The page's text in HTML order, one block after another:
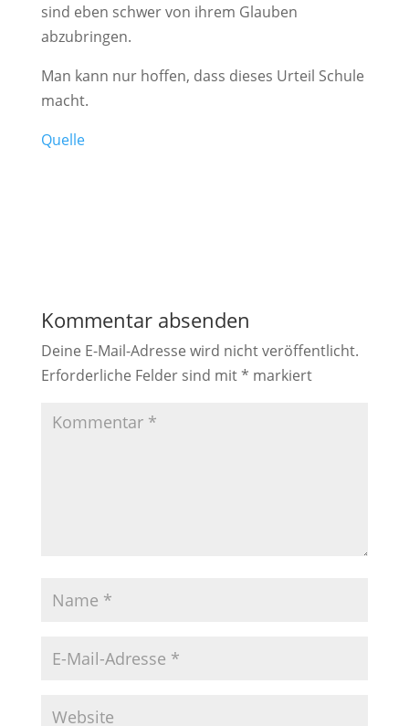
sind eben schwer von ihrem Glauben
abzubringen.
Man kann nur hoffen, dass dieses Urteil Schule
macht.
Quelle
Kommentar absenden
Deine E-Mail-Adresse wird nicht veröffentlicht.
Erforderliche Felder sind mit* markiert